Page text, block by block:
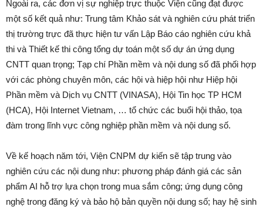
Ngoài ra, các đơn vị sự nghiệp trực thuộc Viện cũng đạt được
một số kết quả như: Trung tâm Khảo sát và nghiên cứu phát triển
thị trường trực đã thực hiện tư vấn Lập Báo cáo nghiên cứu khả
thi và Thiết kế thi công tổng dự toán một số dự án ứng dụng
CNTT quan trọng; Tạp chí Phần mềm và nội dung số đã phối hợp
với các phòng chuyên môn, các hội và hiệp hội như Hiệp hội
Phần mềm và Dịch vụ CNTT (VINASA), Hội Tin học TP HCM
(HCA), Hội Internet Vietnam, … tổ chức các buổi hội thảo, tọa
đàm trong lĩnh vực công nghiệp phần mềm và nội dung số.
Về kế hoạch năm tới, Viện CNPM dự kiến sẽ tập trung vào
nghiên cứu các nội dung như: phương pháp đánh giá các sản
phẩm AI hỗ trợ lựa chọn trong mua sắm công; ứng dụng công
nghệ trong đăng ký và bảo hộ bản quyền nội dung số; hay hệ sinh